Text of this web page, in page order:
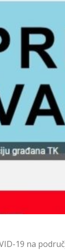
19 na